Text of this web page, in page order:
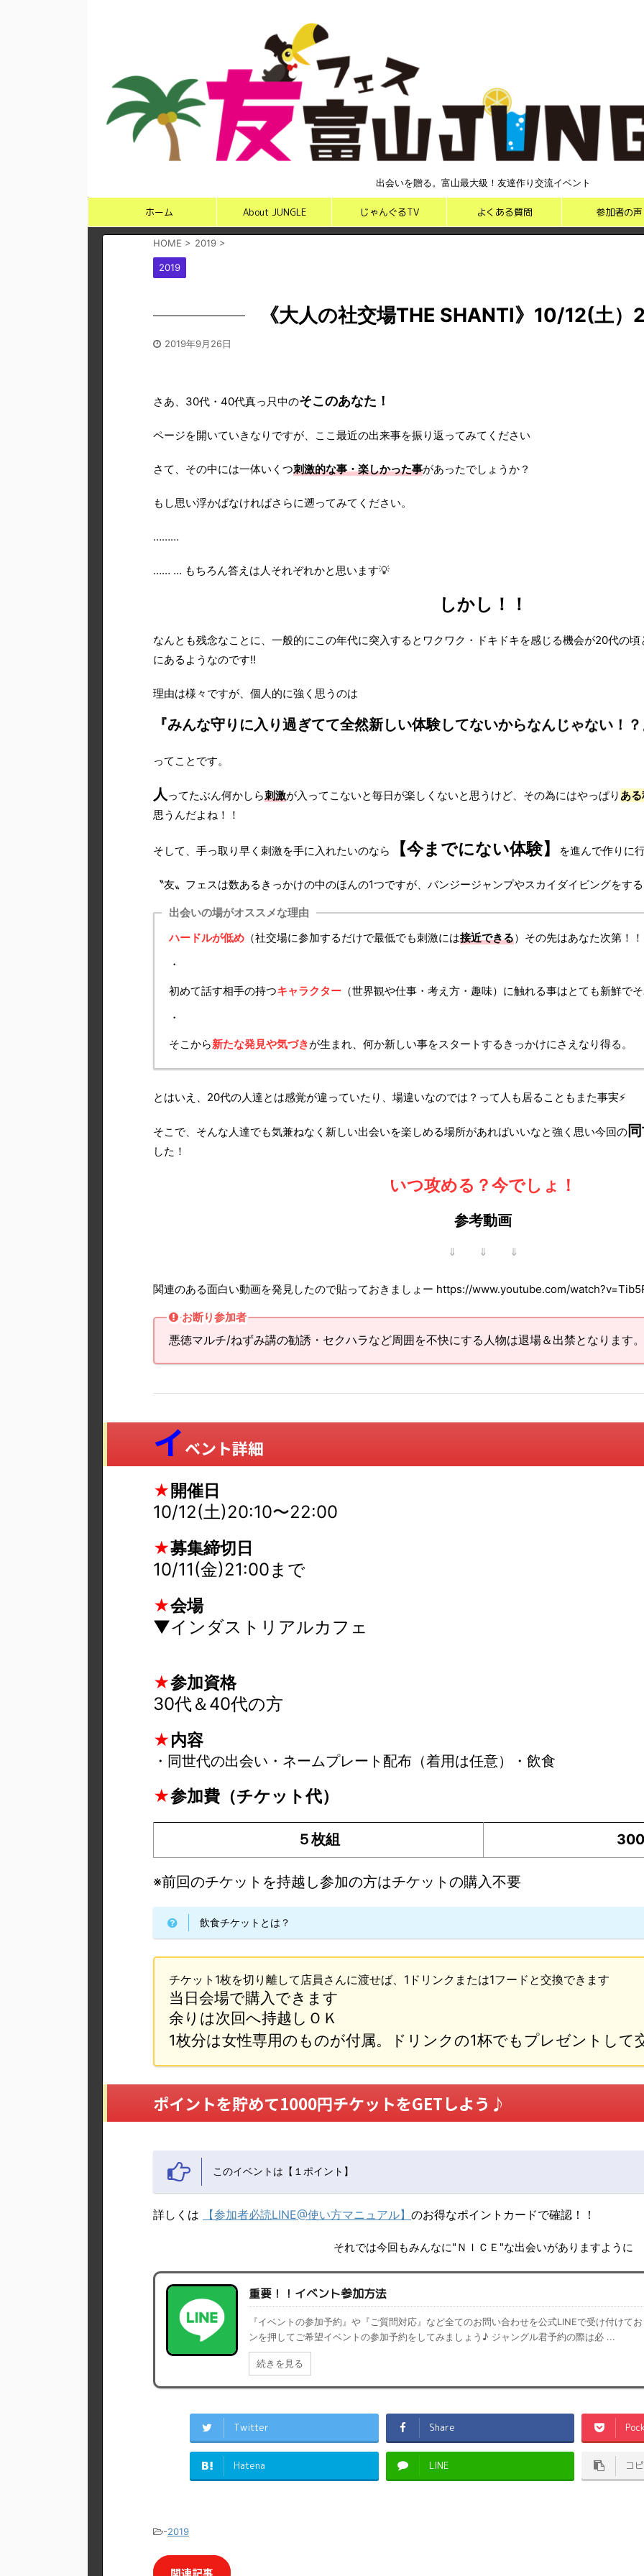
出会いを贈る。富山最大級！友達作り交流イベント
ホーム About JUNGLE じゃんぐるTV よくある質問 参加者の声
HOME > 2019 >
2019
《大人の社交場THE SHANTI》10/12(土
2019年9月26日
さあ、30代・40代真っ只中のそこのあなた！
ページを開いていきなりですが、ここ最近の出来事を振り返ってみてください
さて、その中には一体いくつ刺激的な事・楽しかった事があったでしょうか？
もし思い浮かばなければさらに遡ってみてください。
………
…… … もちろん答えは人それぞれかと思います💡
しかし！！
なんとも残念なことに、一般的にこの年代に突入するとワクワク・ドキドキを感じる機会が20代の頃
にあるようなのです!!
理由は様々ですが、個人的に強く思うのは
『みんな守りに入り過ぎてて全然新しい体験してないからなんじゃない！
ってことです。
人 ってたぶん何かしら刺激が入ってこないと毎日が楽しくないと思うけど、その為にはやっぱり あ
思うんだよね！！
そして、手っ取り早く刺激を手に入れたいのなら 【今までにない体験】 を進んで作りに
〝友〟フェスは数あるきっかけの中のほんの1つですが、バンジージャンプやスカイダイビングをす
出会いの場がオススメな理由
ハードルが低め （社交場に参加するだけで最低でも刺激には接近できる）その先はあなた次第！！
・
初めて話す相手の持つキャラクター （世界観や仕事・考え方・趣味）に触れる事はとても新鮮で
・
そこから新たな発見や気づきが生まれ、何か新しい事をスタートするきっかけにさえなり得る。
とはいえ、20代の人達とは感覚が違っていたり、場違いなのでは？って人も居ることもまた事実⚡
そこで、そんな人達でも気兼ねなく新しい出会いを楽しめる場所があればいいなと強く思い今回の
した！
いつ攻める？今でしょ ！
参考動画
⇓ ⇓ ⇓
関連のある面白い動画を発見したので貼っておきましょー https://www.youtube.com/
お断り参加者
悪徳マルチ/ねずみ講の勧誘・セクハラなど周囲を不快にする人物は退場＆出禁となります。
イベント詳細
★ 開催日
10/12(土)20:10〜22:00
★募集締切日
10/11(金)21:00まで
★会場
▼インダストリアルカフェ
★参加資格
30代＆40代の方
★内容
・同世代の出会い ・ネームプレート配布（着用は任意）・飲食
★参加費（チケット代）
５枚組
※前回のチケットを持越し参加の方はチケットの購入不要
飲食チケットとは？
チケット1枚を切り離して店員さんに渡せば、1ドリンクまたは1フードと交換できます
当日会場で購入できます
余りは次回へ持越しＯＫ
1枚分は女性専用のものが付属。ドリンクの1杯でもプレゼントして
ポイントを貯めて1000円チケットをGETしよう♪
このイベントは【１ポイント】
詳しくは 【参加者必読LINE@使い方マニュアル】 のお得なポイントカードで確認！！
それでは今回もみんなに"ＮＩＣＥ"な出会いがありますように
重要！！イベント参加方法
『イベントの参加予約』や『ご質問対応』など全てのお問い合わせを公式LINEで受け付けて
ンを押してご希望イベントの参加予約をしてみましょう♪ ジャングル君予約の際は必 ...
続きを見る
Twitter Share
Hatena LINE コ
-2019
関連記事